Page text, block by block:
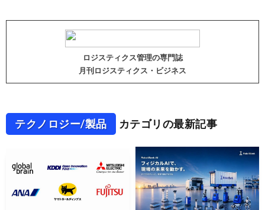
ロジスティクス管理の専門誌
月刊ロジスティクス・ビジネス
テクノロジー/製品 カテゴリの最新記事